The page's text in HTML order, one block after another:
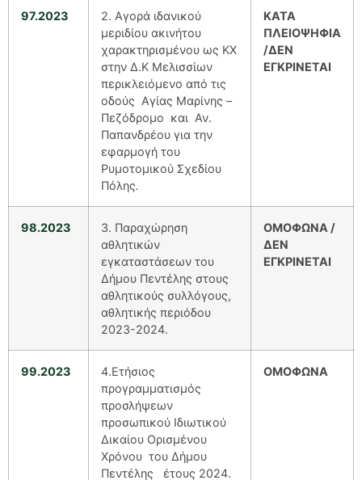
97.2023
2. Αγορά ιδανικού
μεριδίου ακινήτου
χαρακτηρισμένου ως ΚΧ
στην Δ.Κ Μελισσίων
περικλειόμενο από τις
οδούς Αγίας Μαρίνης –
Πεζόδρομο και Αν.
Παπανδρέου για την
εφαρμογή του
Ρυμοτομικού Σχεδίου
Πόλης.
ΚΑΤΑ
ΠΛΕΙΟΨΗΦΙΑ
/ΔΕΝ
ΕΓΚΡΙΝΕΤΑΙ
98.2023
3. Παραχώρηση
αθλητικών
εγκαταστάσεων του
Δήμου Πεντέλης στους
αθλητικούς συλλόγους,
αθλητικής περιόδου
2023-2024.
ΟΜΟΦΩΝΑ /
ΔΕΝ
ΕΓΚΡΙΝΕΤΑΙ
99.2023
4.Ετήσιος
προγραμματισμός
προσλήψεων
προσωπικού Ιδιωτικού
Δικαίου Ορισμένου
Χρόνου του Δήμου
Πεντέλης έτους 2024.
ΟΜΟΦΩΝΑ